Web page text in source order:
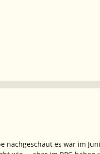
nachgeschaut es war im